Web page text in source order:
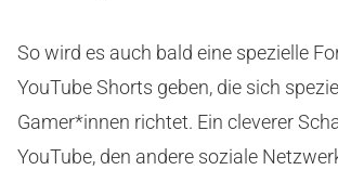
So wird es auch bald eine spezielle
YouTube Shorts geben, die sich
Gamer*innen richtet. Ein cleverer
YouTube, den andere soziale